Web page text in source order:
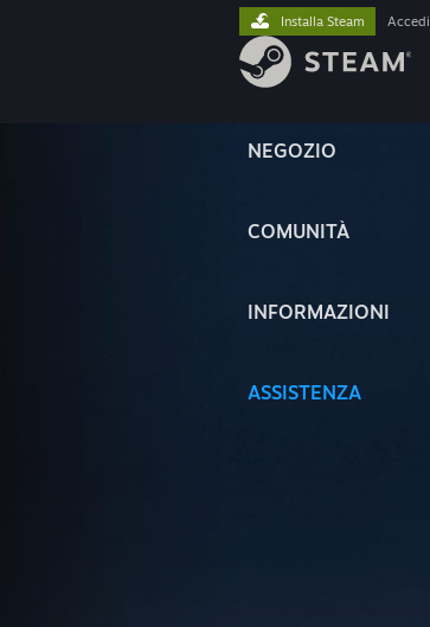
NEGOZIO
COMUNITÀ
INFORMAZIONI
ASSISTENZA
Installa Steam Accedi